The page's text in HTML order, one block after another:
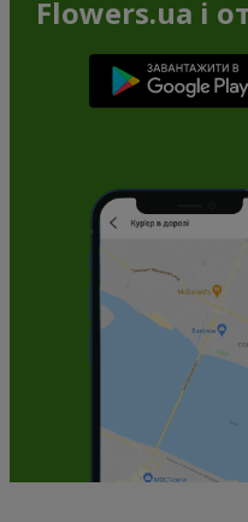
Flowers.ua і